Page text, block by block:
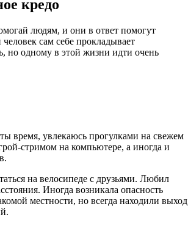
кредо
людям, и они в ответ помогут
сам себе прокладывает
но одному в этой жизни идти очень
время, увлекаюсь прогулками на свежем
стримом на компьютере, а иногда и
на велосипеде с друзьями. Любил
Иногда возникала опасность
местности, но всегда находили выход